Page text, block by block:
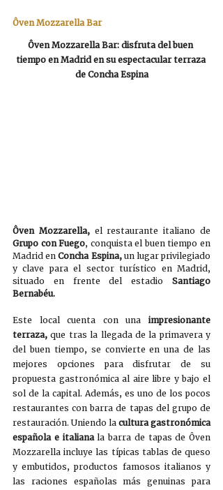
Ôven Mozzarella Bar
Ôven Mozzarella Bar: disfruta del buen
tiempo en Madrid en su espectacular terraza
de Concha Espina
Ôven Mozzarella,
Grupo con Fuego, conquista el buen tiempo en
Madrid en Concha Espina, un lugar privilegiado
y clave para el sector turístico en Madrid,
situado en frente del estadio Santiago
Bernabéu.
Este local cuenta con una impresionante
terraza, que tras la llegada de la primavera y
del buen tiempo, se convierte en una de las
mejores opciones para disfrutar de su
propuesta gastronómica al aire libre y bajo el
sol de la capital. Además, es uno de los pocos
restaurantes con barra de tapas del grupo de
restauración. Uniendo la cultura gastronómica
española e italiana la barra de tapas de Ôven
Mozzarella incluye las típicas tablas de queso
y embutidos, productos famosos italianos y
las raciones españolas más genuinas para